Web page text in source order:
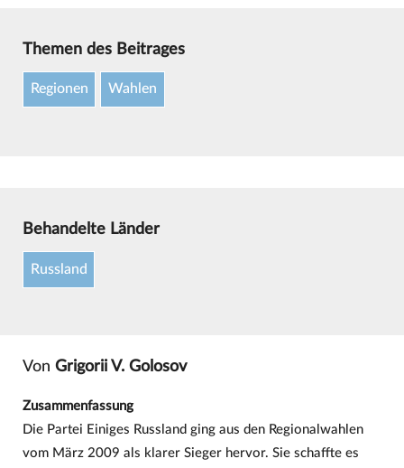
Themen des Beitrages
Regionen Wahlen
Behandelte Länder
Russland
Von Grigorii V. Golosov
Zusammenfassung
Die Partei Einiges Russland ging aus den Regionalwahlen
vom März 2009 als klarer Sieger hervor. Sie schaffte es